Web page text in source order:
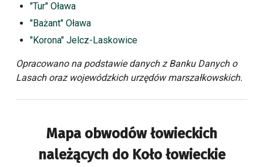
Mapa obwodów łowieckich
należących do Koło łowieckie
"Tur" Oława
"Bażant" Oława
"Korona" Jelcz-Laskowice
Opracowano na podstawie danych z Banku Danych o
Lasach oraz wojewódzkich urzędów marszałkowskich.